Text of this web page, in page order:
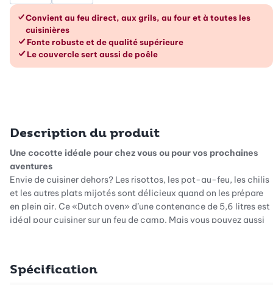
Les avantages en un coup d’œil
Convient au feu direct, aux grils, au four et à toutes les
cuisinières
Fonte robuste et de qualité supérieure
Le couvercle sert aussi de poêle
Description du produit
Une cocotte idéale pour chez vous ou pour vos prochaines
aventures
Envie de cuisiner dehors? Les risottos, les pot-au-feu, les chilis
et les autres plats mijotés sont délicieux quand on les prépare
en plein air. Ce «Dutch oven» d’une contenance de 5,6 litres est
idéal pour cuisiner sur un feu de camp. Mais vous pouvez aussi
Le couvercle de cette cocotte est malin: retournez-le et vous
Spécification